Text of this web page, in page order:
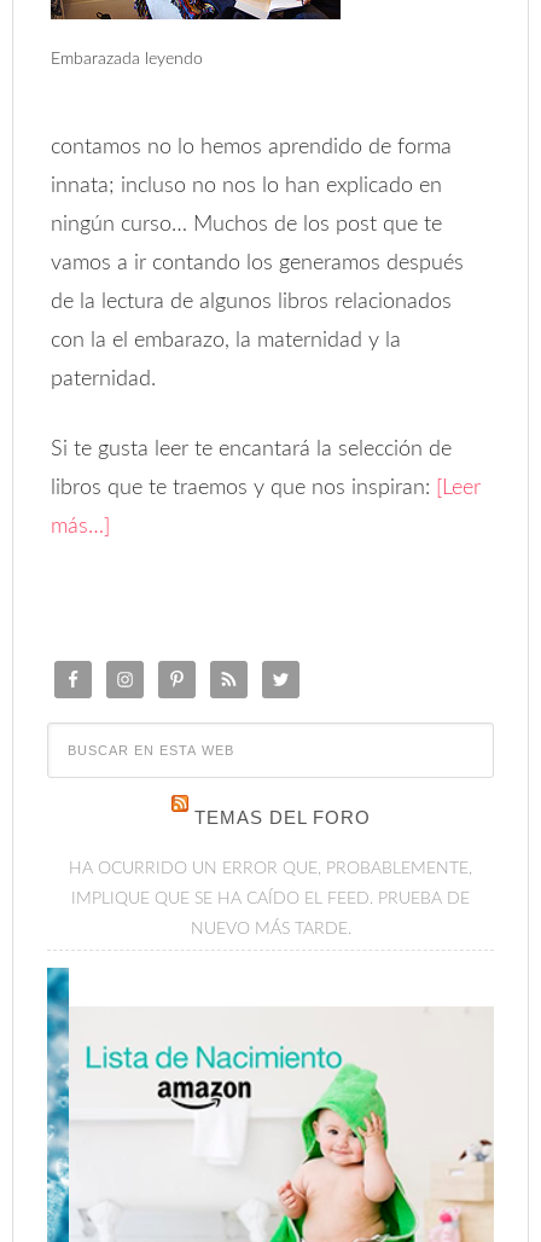
Embarazada leyendo
contamos no lo hemos aprendido de forma
innata; incluso no nos lo han explicado en
ningún curso… Muchos de los post que te
vamos a ir contando los generamos después
de la lectura de algunos libros relacionados
con la el embarazo, la maternidad y la
paternidad.
Si te gusta leer te encantará la selección de
libros que te traemos y que nos inspiran:
[Leer
más…]
TEMAS DEL FORO
HA OCURRIDO UN ERROR QUE, PROBABLEMENTE,
IMPLIQUE QUE SE HA CAÍDO EL FEED. PRUEBA DE
NUEVO MÁS TARDE.